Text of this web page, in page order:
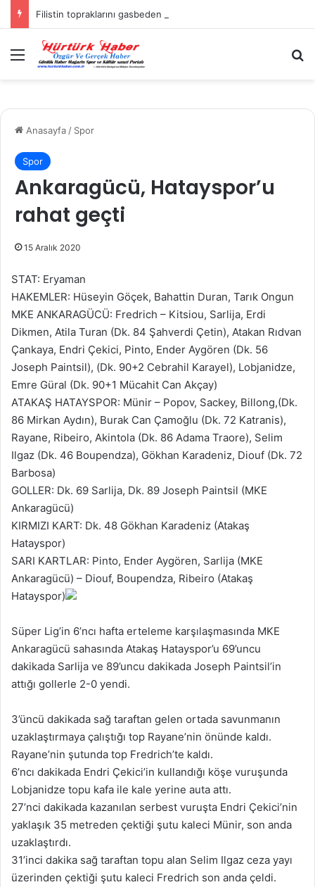
Menü
Anasayfa / Spor
Spor
Ankaragücü, Hatayspor’u
rahat geçti
15 Aralık 2020
STAT: Eryaman
HAKEMLER: Hüseyin Göçek, Bahattin Duran, Tarık Ongun
MKE ANKARAGÜCÜ: Fredrich – Kitsiou, Sarlija, Erdi
Dikmen, Atila Turan (Dk. 84 Şahverdi Çetin), Atakan Rıdvan
Çankaya, Endri Çekici, Pinto, Ender Aygören (Dk. 56
Joseph Paintsil), (Dk. 90+2 Cebrahil Karayel), Lobjanidze,
Emre Güral (Dk. 90+1 Mücahit Can Akçay)
ATAKAŞ HATAYSPOR: Münir – Popov, Sackey, Billong,(Dk.
86 Mirkan Aydın), Burak Can Çamoğlu (Dk. 72 Katranis),
Rayane, Ribeiro, Akintola (Dk. 86 Adama Traore), Selim
Ilgaz (Dk. 46 Boupendza), Gökhan Karadeniz, Diouf (Dk. 72
Barbosa)
GOLLER: Dk. 69 Sarlija, Dk. 89 Joseph Paintsil (MKE
Ankaragücü)
KIRMIZI KART: Dk. 48 Gökhan Karadeniz (Atakaş
Hatayspor)
SARI KARTLAR: Pinto, Ender Aygören, Sarlija (MKE
Ankaragücü) – Diouf, Boupendza, Ribeiro (Atakaş
Hatayspor)
Süper Lig’in 6’ncı hafta erteleme karşılaşmasında MKE
Ankaragücü sahasında Atakaş Hatayspor’u 69’uncu
dakikada Sarlija ve 89’uncu dakikada Joseph Paintsil’in
attığı gollerle 2-0 yendi.
3’üncü dakikada sağ taraftan gelen ortada savunmanın
uzaklaştırmaya çalıştığı top Rayane’nin önünde kaldı.
Rayane’nin şutunda top Fredrich’te kaldı.
6’ncı dakikada Endri Çekici’in kullandığı köşe vuruşunda
Lobjanidze topu kafa ile kale yerine auta attı.
27’nci dakikada kazanılan serbest vuruşta Endri Çekici’nin
yaklaşık 35 metreden çektiği şutu kaleci Münir, son anda
uzaklaştırdı.
31’inci dakika sağ taraftan topu alan Selim Ilgaz ceza yayı
üzerinden çektiği şutu kaleci Fredrich son anda çeldi.